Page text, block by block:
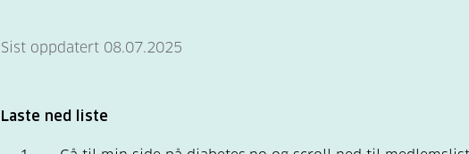
Sist oppdatert 08.07.2025
Laste ned liste